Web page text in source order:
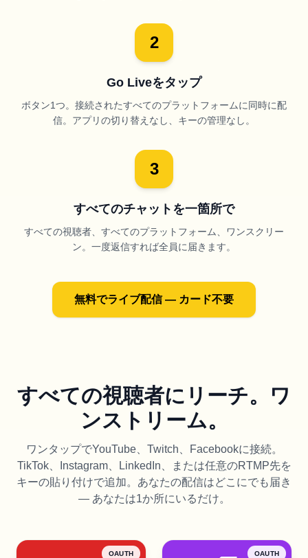
2
Go Liveをタップ
ボタン1つ。接続されたすべてのプラットフォームに同時に配
信。アプリの切り替えなし、キーの管理なし。
3
すべてのチャットを一箇所で
すべての視聴者、すべてのプラットフォーム、ワンスクリー
ン。一度返信すれば全員に届きます。
無料でライブ配信 — カード不要
すべての視聴者にリーチ。ワ
ンストリーム。
ワンタップでYouTube、Twitch、Facebookに接続。
TikTok、Instagram、LinkedIn、または任意のRTMP先を
キーの貼り付けで追加。あなたの配信はどこにでも届き
— あなたは1か所にいるだけ。
OAUTH OAUTH